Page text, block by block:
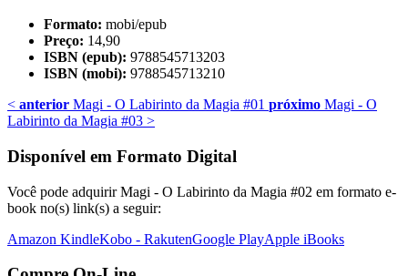
Formato: mobi/epub
Preço: 14,90
ISBN (epub): 9788545713203
ISBN (mobi): 9788545713210
< anterior Magi - O Labirinto da Magia #01 próximo Magi - O
Labirinto da Magia #03 >
Disponível em Formato Digital
Você pode adquirir Magi - O Labirinto da Magia #02 em formato e-
book no(s) link(s) a seguir:
Amazon KindleKobo - RakutenGoogle PlayApple iBooks